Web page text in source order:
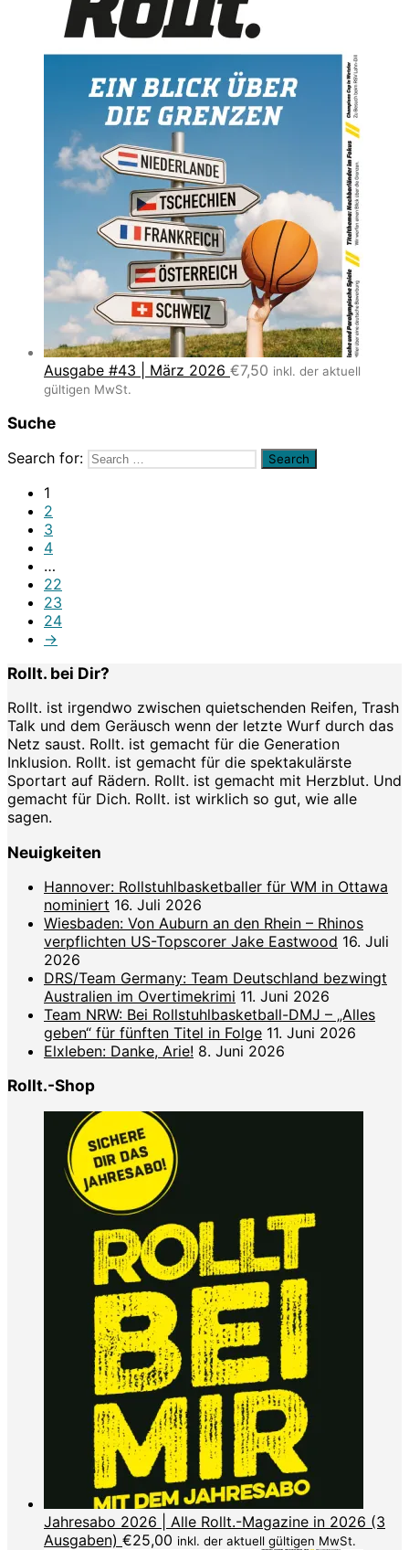
Ausgabe #43 | März 2026 €7,50 inkl. der aktuell
gültigen MwSt.
Suche
Search for:
1
2
3
4
…
22
23
24
→
Rollt. bei Dir?
Rollt. ist irgendwo zwischen quietschenden Reifen, Trash
Talk und dem Geräusch wenn der letzte Wurf durch das
Netz saust. Rollt. ist gemacht für die Generation
Inklusion. Rollt. ist gemacht für die spektakulärste
Sportart auf Rädern. Rollt. ist gemacht mit Herzblut. Und
gemacht für Dich. Rollt. ist wirklich so gut, wie alle
sagen.
Neuigkeiten
Hannover: Rollstuhlbasketballer für WM in Ottawa
nominiert 16. Juli 2026
Wiesbaden: Von Auburn an den Rhein – Rhinos
verpflichten US-Topscorer Jake Eastwood 16. Juli
2026
DRS/Team Germany: Team Deutschland bezwingt
Australien im Overtimekrimi 11. Juni 2026
Team NRW: Bei Rollstuhlbasketball-DMJ – „Alles
geben“ für fünften Titel in Folge 11. Juni 2026
Elxleben: Danke, Arie! 8. Juni 2026
Rollt.-Shop
Jahresabo 2026 | Alle Rollt.-Magazine in 2026 (3
Ausgaben) €25,00 inkl. der aktuell gültigen MwSt.